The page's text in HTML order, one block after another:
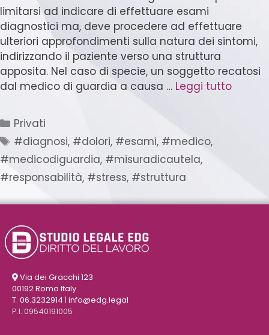
limitarsi ad indicare di effettuare esami
diagnostici ma, deve procedere ad effettuare
ulteriori approfondimenti sulla natura dei sintomi,
indirizzando il paziente verso una struttura
apposita. Nel caso di specie, un soggetto recatosi
dal medico di guardia a causa … Leggi tutto
Privati
#diagnosi, #dolori, #esami, #medico,
#medicodiguardia, #misuradicautela,
#responsabilità, #stress, #struttura
Via dei Gracchi 123
00192 Roma Italy
T. 06.3232914 | info@edg.legal
P.I. 09540191005